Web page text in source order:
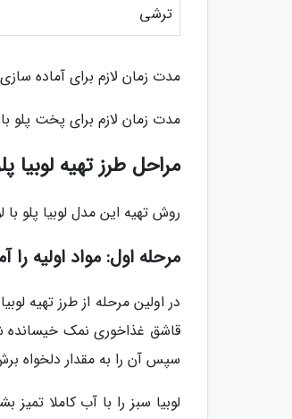
ترشی
مدت زمان لازم برای آماده سازی مواد
مدت زمان لازم برای پخت پلو با
مراحل طرز تهیه
روش تهیه این مدل لوبیا پلو
مرحله اول: مواد اولیه را
قاشق غذاخوری نمک خیسانده
سپس آن را به مقدار دلخواه
لوبیا سبز را با آب کاملا